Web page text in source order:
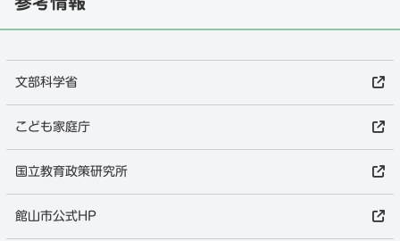
文部科学省
こども家庭庁
国立教育政策研究所
館山市公式HP